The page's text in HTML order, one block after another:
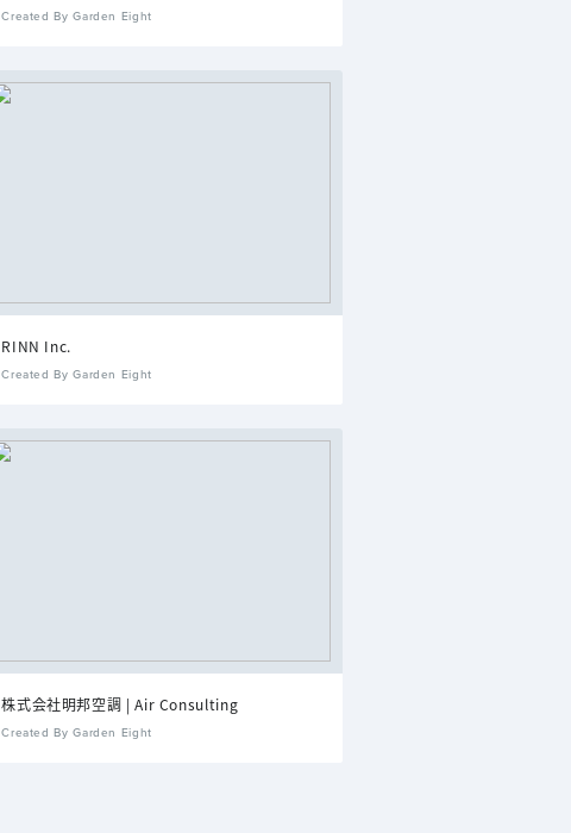
Created By Garden Eight
RINN Inc.
Created By Garden Eight
株式会社明邦空調 | Air Consulting
Created By Garden Eight